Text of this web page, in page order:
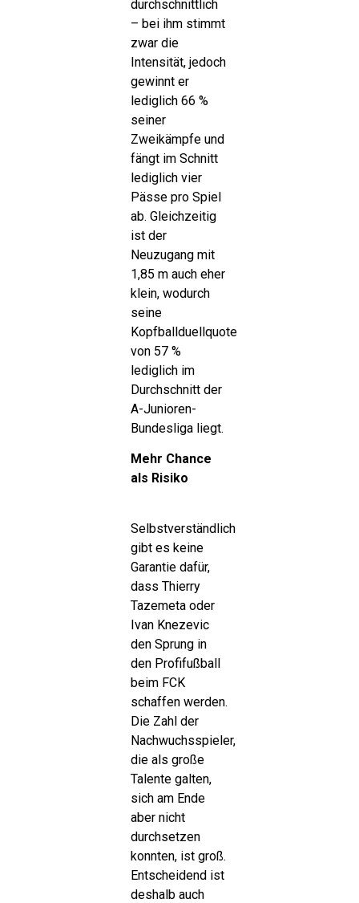
durchschnittlich
– bei ihm stimmt
zwar die
Intensität, jedoch
gewinnt er
lediglich 66 %
seiner
Zweikämpfe und
fängt im Schnitt
lediglich vier
Pässe pro Spiel
ab. Gleichzeitig
ist der
Neuzugang mit
1,85 m auch eher
klein, wodurch
seine
Kopfballduellquote
von 57 %
lediglich im
Durchschnitt der
A-Junioren-
Bundesliga liegt.
Mehr Chance
als Risiko
Selbstverständlich
gibt es keine
Garantie dafür,
dass Thierry
Tazemeta oder
Ivan Knezevic
den Sprung in
den Profifußball
beim FCK
schaffen werden.
Die Zahl der
Nachwuchsspieler,
die als große
Talente galten,
sich am Ende
aber nicht
durchsetzen
konnten, ist groß.
Entscheidend ist
deshalb auch